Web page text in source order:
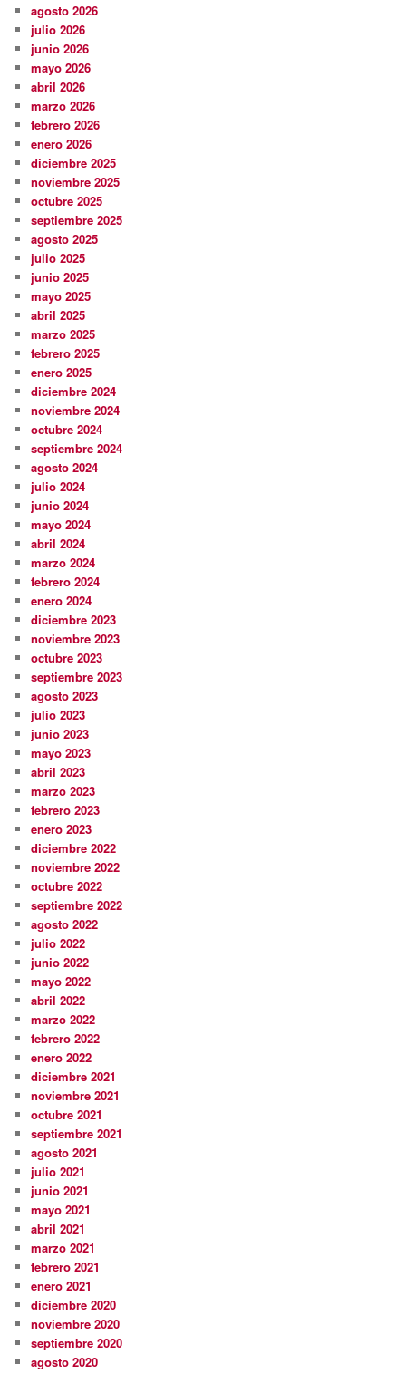
agosto 2026
julio 2026
junio 2026
mayo 2026
abril 2026
marzo 2026
febrero 2026
enero 2026
diciembre 2025
noviembre 2025
octubre 2025
septiembre 2025
agosto 2025
julio 2025
junio 2025
mayo 2025
abril 2025
marzo 2025
febrero 2025
enero 2025
diciembre 2024
noviembre 2024
octubre 2024
septiembre 2024
agosto 2024
julio 2024
junio 2024
mayo 2024
abril 2024
marzo 2024
febrero 2024
enero 2024
diciembre 2023
noviembre 2023
octubre 2023
septiembre 2023
agosto 2023
julio 2023
junio 2023
mayo 2023
abril 2023
marzo 2023
febrero 2023
enero 2023
diciembre 2022
noviembre 2022
octubre 2022
septiembre 2022
agosto 2022
julio 2022
junio 2022
mayo 2022
abril 2022
marzo 2022
febrero 2022
enero 2022
diciembre 2021
noviembre 2021
octubre 2021
septiembre 2021
agosto 2021
julio 2021
junio 2021
mayo 2021
abril 2021
marzo 2021
febrero 2021
enero 2021
diciembre 2020
noviembre 2020
septiembre 2020
agosto 2020